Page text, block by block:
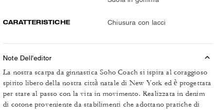
CARATTERISTICHE Chiusura con lacci
Note Dell'editor
La nostra scarpa da ginnastica Soho Coach si ispira al coraggioso
spirito libero della nostra città natale di New York ed è progettata
per stare al passo con la vita in movimento. Realizzata in denim
di cotone proveniente da stabilimenti che adottano pratiche di